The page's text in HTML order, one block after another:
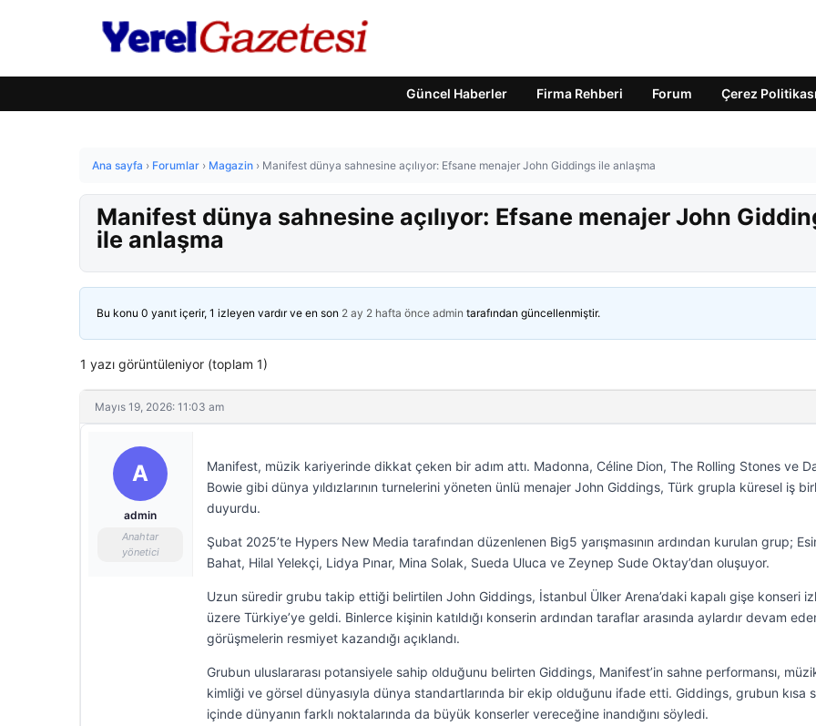
Güncel Haberler Firma Rehberi Forum Çerez Politikası
Ana sayfa › Forumlar › Magazin › Manifest dünya sahnesine açılıyor: Efsane menajer John Giddings ile anlaşma
Manifest dünya sahnesine açılıyor: Efsane menajer John
ile anlaşma
Bu konu 0 yanıt içerir, 1 izleyen vardır ve en son 2 ay 2 hafta önce admin tarafından güncellenmiştir.
1 yazı görüntüleniyor (toplam 1)
Mayıs 19, 2026: 11:03 am
A
admin
Anahtar
yönetici
Manifest, müzik kariyerinde dikkat çeken bir adım attı. Madonna, Céline Dion, The Rolling Stones ve
Bowie gibi dünya yıldızlarının turnelerini yöneten ünlü menajer John Giddings, Türk grupla küresel iş
duyurdu.
Şubat 2025’te Hypers New Media tarafından düzenlenen Big5 yarışmasının ardından kurulan grup;
Bahat, Hilal Yelekçi, Lidya Pınar, Mina Solak, Sueda Uluca ve Zeynep Sude Oktay’dan oluşuyor.
Uzun süredir grubu takip ettiği belirtilen John Giddings, İstanbul Ülker Arena’daki kapalı gişe konseri
üzere Türkiye’ye geldi. Binlerce kişinin katıldığı konserin ardından taraflar arasında aylardır devam
görüşmelerin resmiyet kazandığı açıklandı.
Grubun uluslararası potansiyele sahip olduğunu belirten Giddings, Manifest’in sahne performansı,
kimliği ve görsel dünyasıyla dünya standartlarında bir ekip olduğunu ifade etti. Giddings, grubun kısa
içinde dünyanın farklı noktalarında da büyük konserler vereceğine inandığını söyledi.